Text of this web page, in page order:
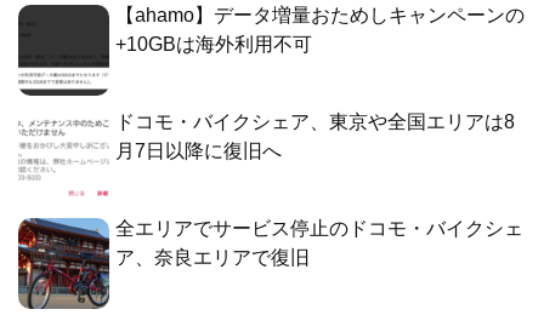
【ahamo】データ増量おためしキャンペーンの
+10GBは海外利用不可
ドコモ・バイクシェア、東京や全国エリアは8
月7日以降に復旧へ
全エリアでサービス停止のドコモ・バイクシェ
ア、奈良エリアで復旧